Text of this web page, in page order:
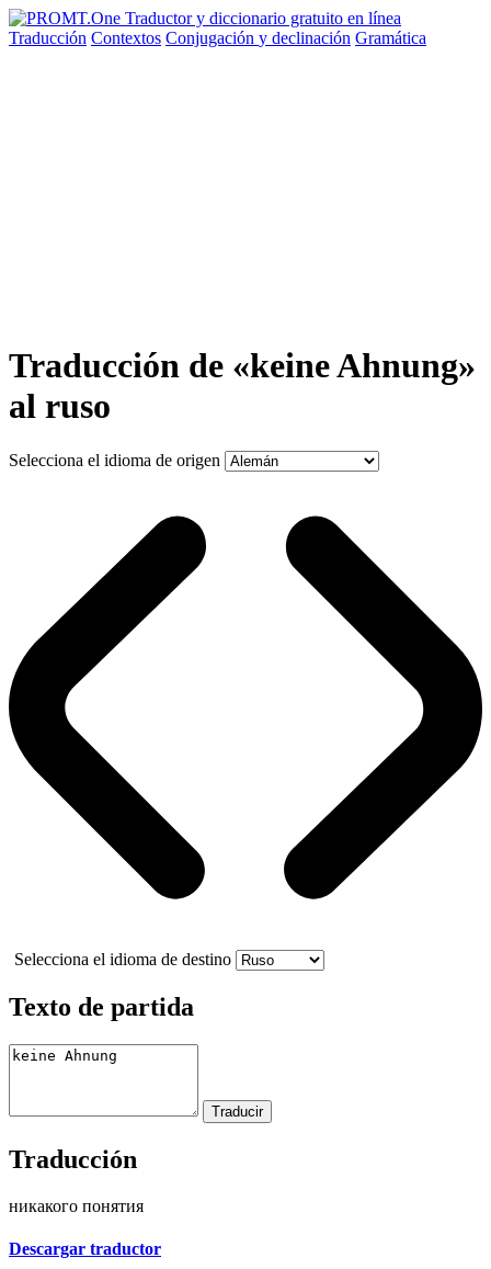
Traducción Contextos Conjugación y declinación Gramática
Traducción de «keine Ahnung»
al ruso
Selecciona el idioma de origen
Selecciona el idioma de destino
Texto de partida
Traducción
никакого понятия
Descargar traductor